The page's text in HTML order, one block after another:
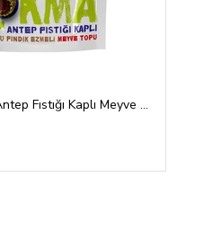
Züber Lokma Antep Fıstığı Kaplı Meyve Topu 96gr